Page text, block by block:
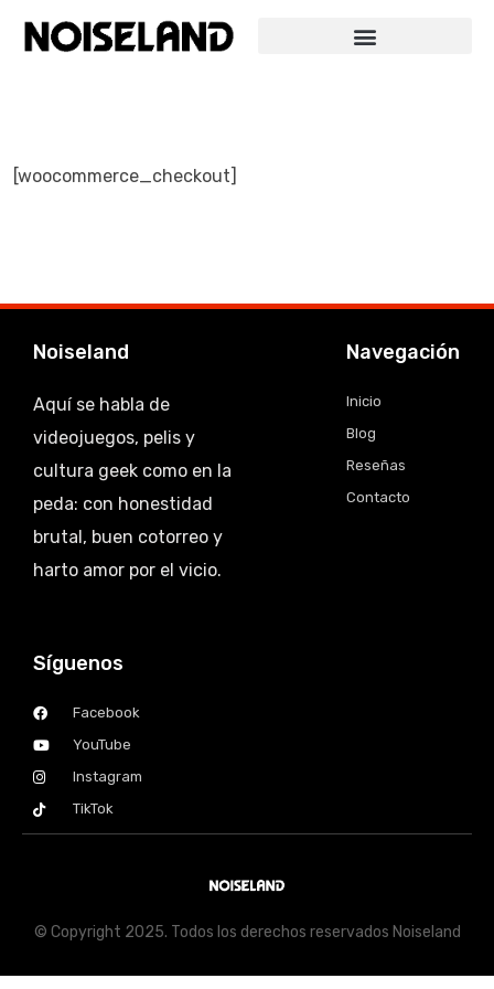
[woocommerce_checkout]
Noiseland
Aquí se habla de
videojuegos, pelis y
cultura geek como en la
peda: con honestidad
brutal, buen cotorreo y
harto amor por el vicio.
Navegación
Inicio
Blog
Reseñas
Contacto
Síguenos
Facebook
YouTube
Instagram
TikTok
© Copyright 2025. Todos los derechos reservados Noiseland